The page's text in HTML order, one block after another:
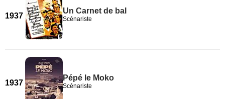
1937
Un Carnet de bal
Scénariste
1937
Pépé le Moko
Scénariste